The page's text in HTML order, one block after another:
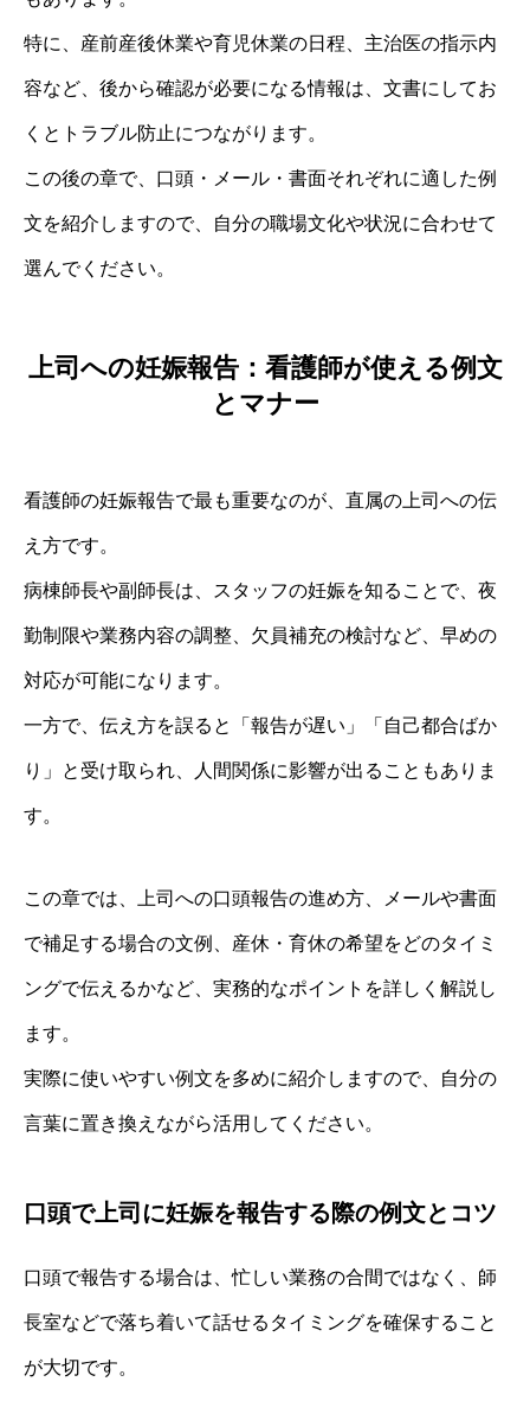
特に、産前産後休業や育児休業の日程、主治医の指示内
容など、後から確認が必要になる情報は、文書にしてお
くとトラブル防止につながります。
この後の章で、口頭・メール・書面それぞれに適した例
文を紹介しますので、自分の職場文化や状況に合わせて
選んでください。
上司への妊娠報告：看護師が使える例文
とマナー
看護師の妊娠報告で最も重要なのが、直属の上司への伝
え方です。
病棟師長や副師長は、スタッフの妊娠を知ることで、夜
勤制限や業務内容の調整、欠員補充の検討など、早めの
対応が可能になります。
一方で、伝え方を誤ると「報告が遅い」「自己都合ばか
り」と受け取られ、人間関係に影響が出ることもありま
す。
この章では、上司への口頭報告の進め方、メールや書面
で補足する場合の文例、産休・育休の希望をどのタイミ
ングで伝えるかなど、実務的なポイントを詳しく解説し
ます。
実際に使いやすい例文を多めに紹介しますので、自分の
言葉に置き換えながら活用してください。
口頭で上司に妊娠を報告する際の例文とコツ
口頭で報告する場合は、忙しい業務の合間ではなく、師
長室などで落ち着いて話せるタイミングを確保すること
が大切です。